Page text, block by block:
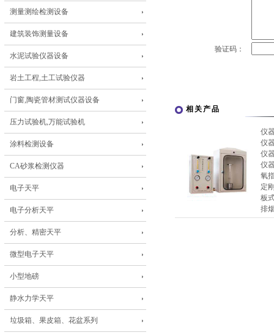
测量测绘检测设备
建筑装饰测量设备
水泥试验仪器设备
岩土工程,土工试验仪器
门窗,陶瓷管材测试仪器设备
压力试验机,万能试验机
涂料检测设备
CA砂浆检测仪器
电子天平
电子分析天平
分析、精密天平
微型电子天平
小型地磅
静水力学天平
垃圾箱、果皮箱、花盆系列
验证码：
相关产品
仪
仪
仪
仪
氧
定
板
排